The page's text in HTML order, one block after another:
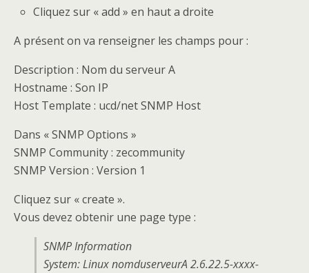
Cliquez sur « add » en haut a droite
A présent on va renseigner les champs pour :
Description : Nom du serveur A
Hostname : Son IP
Host Template : ucd/net SNMP Host
Dans « SNMP Options »
SNMP Community : zecommunity
SNMP Version : Version 1
Cliquez sur « create ».
Vous devez obtenir une page type :
SNMP Information
System: Linux nomduserveurA 2.6.22.5-xxxx-